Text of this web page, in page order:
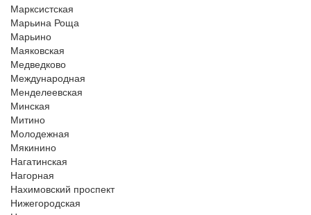
Марксистская
Марьина Роща
Марьино
Маяковская
Медведково
Международная
Менделеевская
Минская
Митино
Молодежная
Мякинино
Нагатинская
Нагорная
Нахимовский проспект
Нижегородская